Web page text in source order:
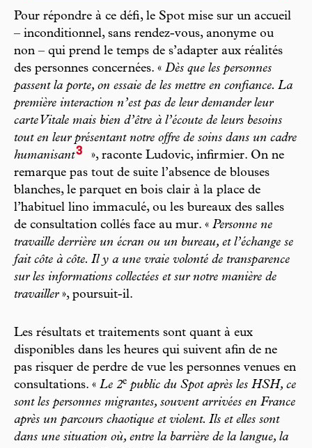
Pour répondre à ce défi, le Spot mise sur un accueil
– inconditionnel, sans rendez-vous, anonyme ou
non – qui prend le temps de s’adapter aux réalités
des personnes concernées. « Dès que les personnes
passent la porte, on essaie de les mettre en confiance. La
première interaction n’est pas de leur demander leur
carte Vitale mais bien d’être à l’écoute de leurs besoins
tout en leur présentant notre offre de soins dans un cadre
humanisant3
», raconte Ludovic, infirmier. On ne
remarque pas tout de suite l’absence de blouses
blanches, le parquet en bois clair à la place de
l’habituel lino immaculé, ou les bureaux des salles
de consultation collés face au mur. « Personne ne
travaille derrière un écran ou un bureau, et l’échange se
fait côte à côte. Il y a une vraie volonté de transparence
sur les informations collectées et sur notre manière de
travailler», poursuit-il.
Les résultats et traitements sont quant à eux
disponibles dans les heures qui suivent afin de ne
pas risquer de perdre de vue les personnes venues en
consultations. « Le 2e public du Spot après les HSH, ce
sont les personnes migrantes, souvent arrivées en France
après un parcours chaotique et violent. Ils et elles sont
dans une situation où, entre la barrière de la langue, la